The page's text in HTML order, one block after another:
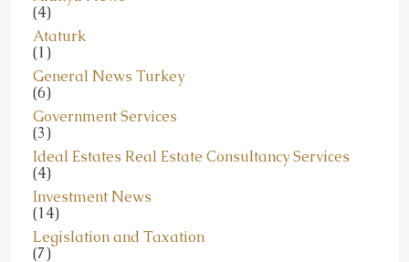
Ataturk
(1)
General News Turkey
(6)
Government Services
(3)
Ideal Estates Real Estate Consultancy Services
(4)
Investment News
(14)
Legislation and Taxation
(7)
Lifestyle and culture in Turkey and Alanya